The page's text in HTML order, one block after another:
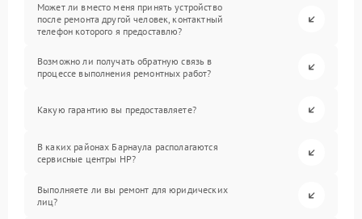
Может ли вместо меня принять устройство
после ремонта другой человек, контактный
телефон которого я предоставлю?
Возможно ли получать обратную связь в
процессе выполнения ремонтных работ?
Какую гарантию вы предоставляете?
В каких районах Барнаула располагаются
сервисные центры HP?
Выполняете ли вы ремонт для юридических
лиц?